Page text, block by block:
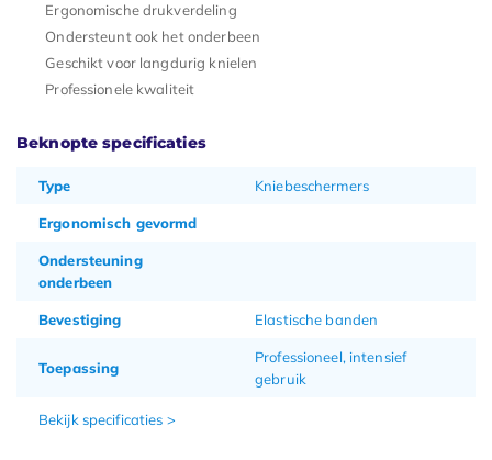
Ergonomische drukverdeling
Ondersteunt ook het onderbeen
Geschikt voor langdurig knielen
Professionele kwaliteit
Beknopte specificaties
Type Kniebeschermers
Ergonomisch gevormd
Ondersteuning
onderbeen
Bevestiging Elastische banden
Toepassing
Professioneel, intensief
gebruik
Bekijk specificaties >